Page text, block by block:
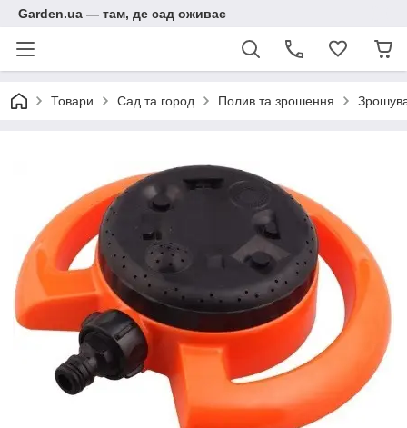
Garden.ua — там, де сад оживає
Товари Сад та город Полив та зрошення